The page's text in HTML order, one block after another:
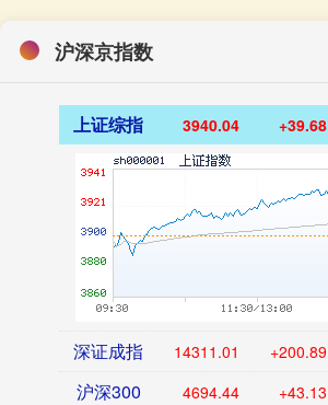
沪深京指数
上证综指 3940.04 +39.68
深证成指 14311.01 +200.89
沪深300 4694.44 +43.13